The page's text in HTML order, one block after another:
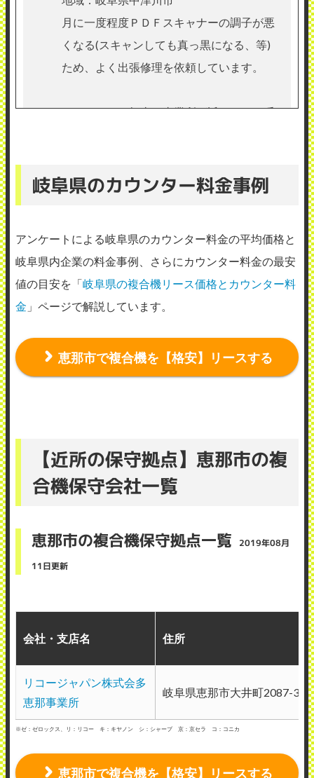
月に一度程度ＰＤＦスキャナーの調子が悪
くなる(スキャンしても真っ黒になる、等)
ため、よく出張修理を依頼しています。
メンテナンス担当の事業所が近いため、呼
で、
う印象を受けています。
2019年8月11日投稿
岐阜県のカウンター料金事例
アンケートによる岐阜県のカウンター料金の平均価格と
岐阜県内企業の料金事例、さらにカウンター料金の最安
値の目安を「岐阜県の複合機リース価格とカウンター料
金 」ページで解説しています。
恵那市で複合機を【格安】リースする
【近所の保守拠点】恵那市の複
合機保守会社一覧
恵那市の複合機保守拠点一覧
2019年08月
11日更新
会社・支店名 住所
リコージャパン株式会多
恵那事業所
岐阜県恵那市大井町2087-358
※ゼ：ゼロックス、リ：リコー キ：キヤノン シ：シャープ 京：京セラ コ：コニカ
恵那市で複合機を【格安】リースする